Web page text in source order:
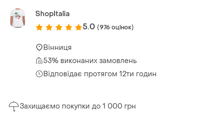
ShopItalia
5.0 (976 оцінок)
Вінниця
53% виконаних замовлень
Відповідає протягом 12ти годин
Захищаємо покупки до 1 000 грн